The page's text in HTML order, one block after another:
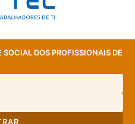
SOCIAL DOS PROFISSIONAIS DE